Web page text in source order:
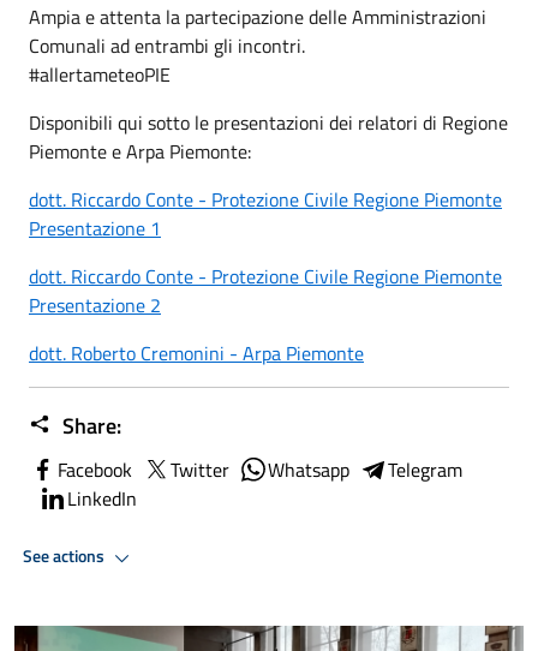
Ampia e attenta la partecipazione delle Amministrazioni
Comunali ad entrambi gli incontri.
#allertameteoPIE
Disponibili qui sotto le presentazioni dei relatori di Regione
Piemonte e Arpa Piemonte:
dott. Riccardo Conte - Protezione Civile Regione Piemonte
Presentazione 1
dott. Riccardo Conte - Protezione Civile Regione Piemonte
Presentazione 2
dott. Roberto Cremonini - Arpa Piemonte
Share:
Facebook Twitter Whatsapp
Telegram
LinkedIn
See actions